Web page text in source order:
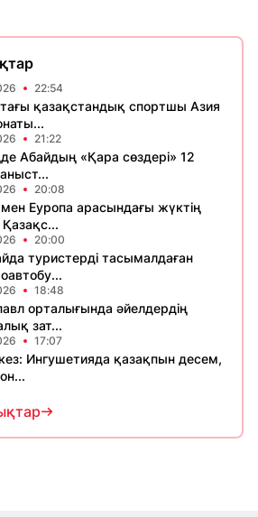
22:54
қазақстандық спортшы Азия
21:22
Абайдың «Қара сөздері» 12
20:08
Еуропа арасындағы жүктің
20:00
туристерді тасымалдаған
18:48
орталығында әйелдердің
зат...
17:07
Ингушетияда қазақпын десем,